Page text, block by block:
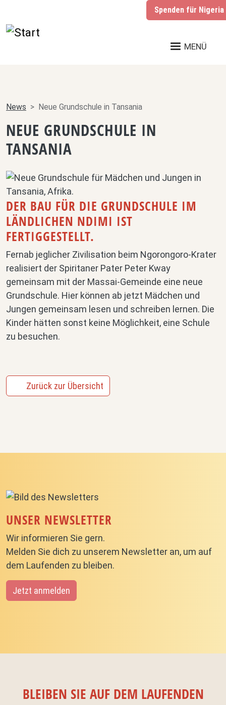
Direkt zum Inhalt
MENÜ
News Neue Grundschule in Tansania
NEUE GRUNDSCHULE IN
TANSANIA
DER BAU FÜR DIE GRUNDSCHULE IM
LÄNDLICHEN NDIMI IST
FERTIGGESTELLT.
Fernab jeglicher Zivilisation beim Ngorongoro-Krater
realisiert der Spiritaner Pater Peter Kway
gemeinsam mit der Massai-Gemeinde eine neue
Grundschule. Hier können ab jetzt Mädchen und
Jungen gemeinsam lesen und schreiben lernen. Die
Kinder hätten sonst keine Möglichkeit, eine Schule
zu besuchen.
Zurück zur Übersicht
UNSER NEWSLETTER
Wir informieren Sie gern.
Melden Sie dich zu unserem Newsletter an, um auf
dem Laufenden zu bleiben.
Jetzt anmelden
BLEIBEN SIE AUF DEM LAUFENDEN
Spenden für Nigeria